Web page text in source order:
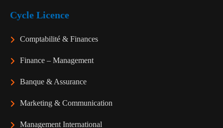
Cycle Licence
Comptabilité & Finances
Finance – Management
Banque & Assurance
Marketing & Communication
Management International